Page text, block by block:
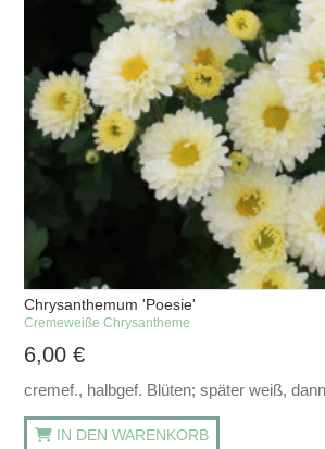
Chrysanthemum 'Poesie'
Cremeweiße Chrysantheme
6,00€
cremef., halbgef. Blüten; später weiß,
IN DEN WARENKORB